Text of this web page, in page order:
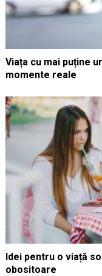
Viața cu mai puține
momente reale
Idei pentru o viață
obositoare